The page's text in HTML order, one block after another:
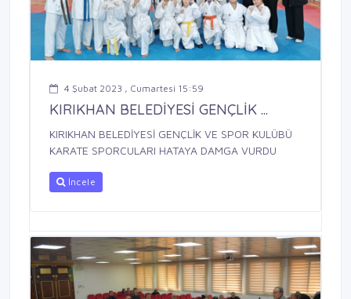
4 Şubat 2023 , Cumartesi 15:59
KIRIKHAN BELEDİYESİ GENÇLİK ...
KIRIKHAN BELEDİYESİ GENÇLİK VE SPOR KULÜBÜ
KARATE SPORCULARI HATAYA DAMGA VURDU
İncele